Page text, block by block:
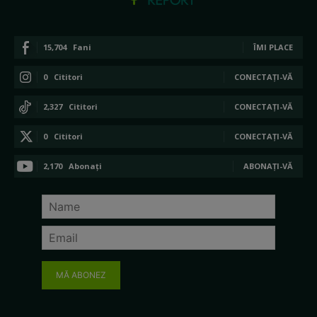
15,704 Fani ÎMI PLACE
0 Cititori CONECTAȚI-VĂ
2,327 Cititori CONECTAȚI-VĂ
0 Cititori CONECTAȚI-VĂ
2,170 Abonați ABONAȚI-VĂ
MĂ ABONEZ